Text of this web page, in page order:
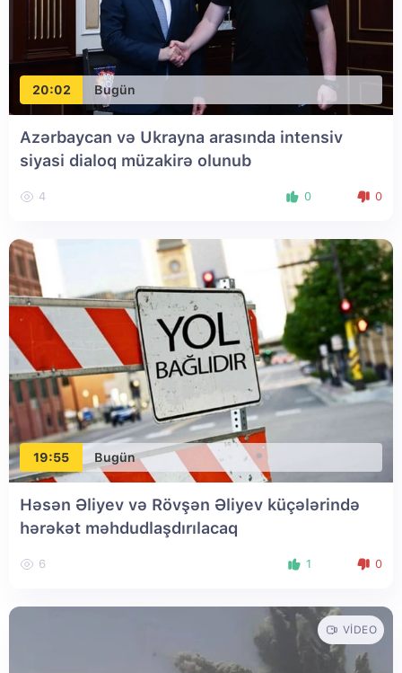
20:02 Bugün
Azərbaycan və Ukrayna arasında intensiv
siyasi dialoq müzakirə olunub
4 0 0
19:55 Bugün
Həsən Əliyev və Rövşən Əliyev küçələrində
hərəkət məhdudlaşdırılacaq
6 1 0
VIDEO